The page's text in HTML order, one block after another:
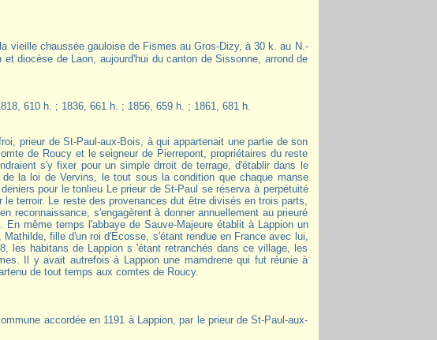
diocèse de Laon, aujourd'hui du canton de Sissonne, arrond de
610 h. ; 1836, 661 h. ; 1856, 659 h. ; 1861, 681 h.
prieur de St-Paul-aux-Bois, à qui appartenait une partie de son
de Roucy et le seigneur de Pierrepont, propriétaires du reste
s'y fixer pour un simple drroit de terrage, d'établir dans le
la loi de Vervins, le tout sous la condition que chaque manse
pour le tonlieu Le prieur de St-Paul se réserva à perpétuité
terroir. Le reste des provenances dut être divisés en trois parts,
reconnaissance, s'engagèrent à donner annuellement au prieuré
même temps l'abbaye de Sauve-Majeure établit à Lappion un
fille d'un roi d'Ecosse, s'étant rendue en France avec lui,
les habitans de Lappion s 'étant retranchés dans ce village, les
Il y avait autrefois à Lappion une mamdrerie qui fut réunie à
de tout temps aux comtes de Roucy.